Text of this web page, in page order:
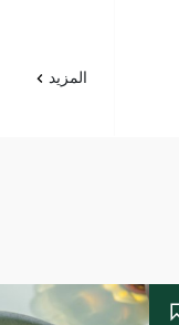
المزيد